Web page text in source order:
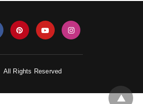
All Rights Reserved